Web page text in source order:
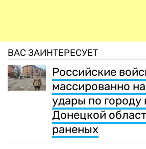
ВАС ЗАИНТЕРЕСУЕТ
Российские
массированно
удары по городу
Донецкой
раненых